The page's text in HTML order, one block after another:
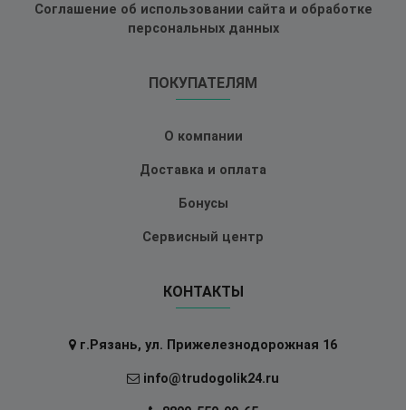
Соглашение об использовании сайта и обработке
персональных данных
ПОКУПАТЕЛЯМ
О компании
Доставка и оплата
Бонусы
Сервисный центр
КОНТАКТЫ
г.Рязань, ул. Прижелезнодорожная 16
info@trudogolik24.ru